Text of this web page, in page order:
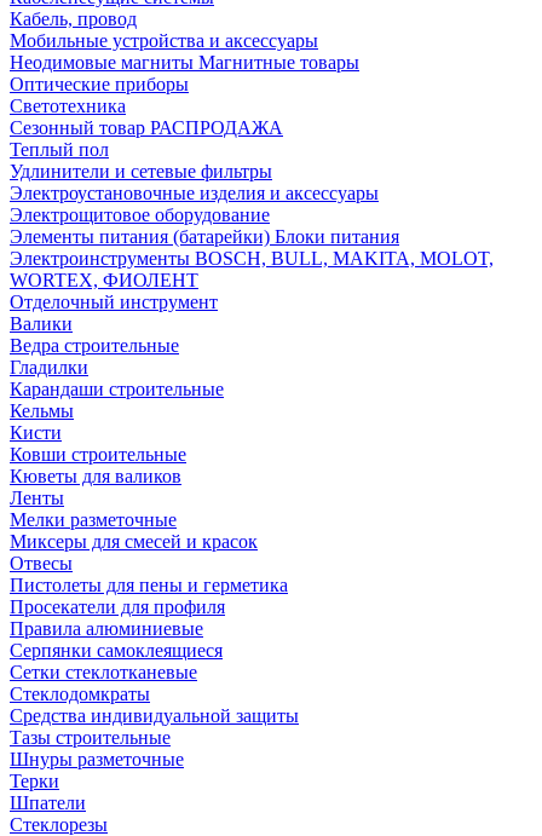
Кабель, провод
Мобильные устройства и аксессуары
Неодимовые магниты Магнитные товары
Оптические приборы
Светотехника
Сезонный товар РАСПРОДАЖА
Теплый пол
Удлинители и сетевые фильтры
Электроустановочные изделия и аксессуары
Электрощитовое оборудование
Элементы питания (батарейки) Блоки питания
Электроинструменты BOSCH, BULL, MAKITA, MOLOT,
WORTEX, ФИОЛЕНТ
Отделочный инструмент
Валики
Ведра строительные
Гладилки
Карандаши строительные
Кельмы
Кисти
Ковши строительные
Кюветы для валиков
Ленты
Мелки разметочные
Миксеры для смесей и красок
Отвесы
Пистолеты для пены и герметика
Просекатели для профиля
Правила алюминиевые
Серпянки самоклеящиеся
Сетки стеклотканевые
Стеклодомкраты
Средства индивидуальной защиты
Тазы строительные
Шнуры разметочные
Терки
Шпатели
Стеклорезы